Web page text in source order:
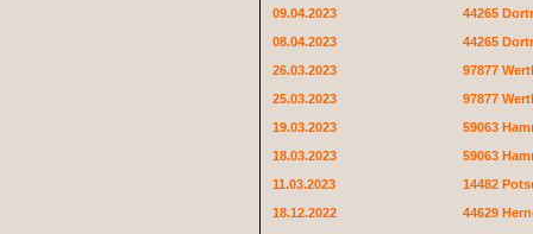
09.04.2023
44265
08.04.2023
44265
26.03.2023
97877
25.03.2023
97877
19.03.2023
59063
18.03.2023
59063
11.03.2023
14482
18.12.2022
44629